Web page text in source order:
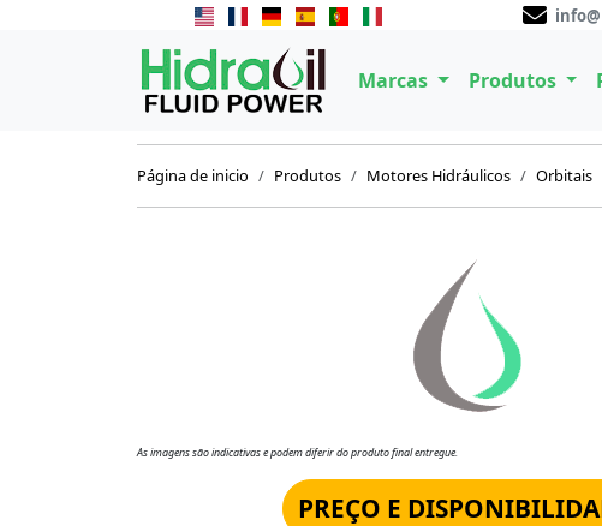
Marcas Produtos
Página de inicio Produtos Motores Hidráulicos Orbitais
As imagens são indicativas e podem diferir do produto final entregue.
PREÇO E